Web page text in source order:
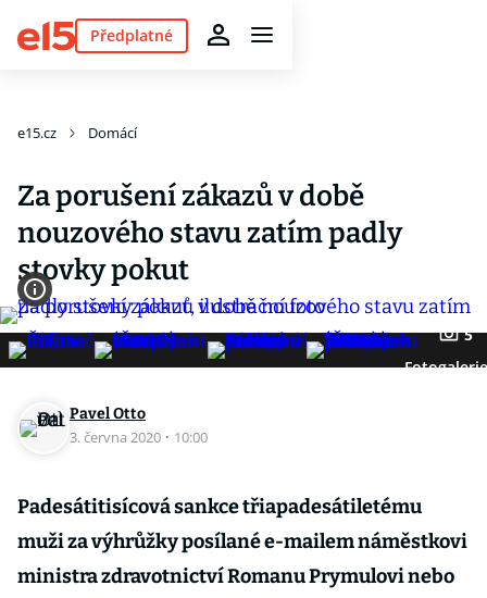
Předplatné
e15.cz Domácí
Za porušení zákazů v době
nouzového stavu zatím padly
stovky pokut
5
Fotogalerie
Pavel Otto
3. června 2020 · 10:00
Padesátitisícová sankce třiapadesátiletému
muži za výhrůžky posílané e-mailem náměstkovi
ministra zdravotnictví Romanu Prymulovi nebo